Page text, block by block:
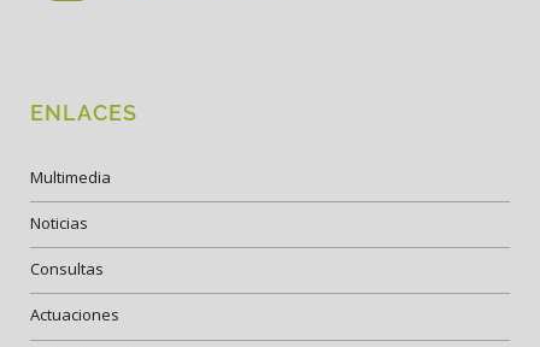
ENLACES
Multimedia
Noticias
Consultas
Actuaciones